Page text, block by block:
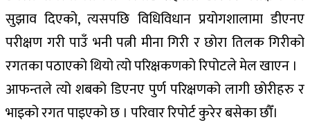
सुझाव दिएको, त्यसपछि विधिविधान प्रयोगशालामा डीएनए
परीक्षण गरी पाउँ भनी पत्नी मीना गिरी र छोरा तिलक गिरीको
रगतका पठाएको थियो त्यो परिक्षकणको रिपोटले मेल खाएन ।
आफन्तले त्यो शबको डिएनए पुर्ण परिक्षणको लागी छोरीहरु र
भाइको रगत पाइएको छ । परिवार रिपोर्ट कुरेर बसेका छौँ।